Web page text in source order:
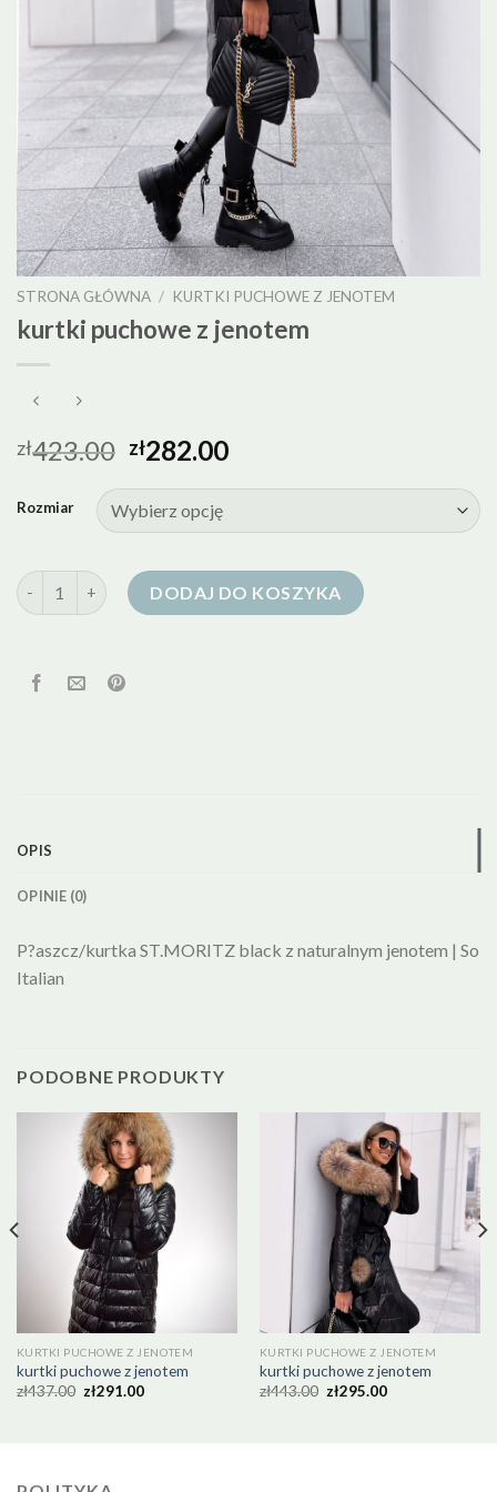
STRONA GŁÓWNA / KURTKI PUCHOWE Z JENOTEM
kurtki puchowe z jenotem
zł423.00 zł282.00
Rozmiar
ilość kurtki puchowe z jenotemDODAJ DO KOSZYKA
OPIS
OPINIE (0)
P?aszcz/kurtka ST.MORITZ black z naturalnym jenotem | So
Italian
PODOBNE PRODUKTY
KURTKI PUCHOWE Z JENOTEM
kurtki puchowe z jenotem
zł437.00 zł291.00
KURTKI PUCHOWE Z JENOTEM
kurtki puchowe z jenotem
zł443.00 zł295.00